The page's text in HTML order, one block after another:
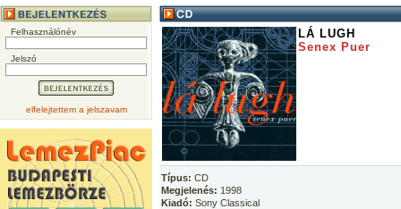
Felhasználónév
Jelszó
elfelejtettem a jelszavam
LÁ LUGH
Senex Puer
Típus: CD
Megjelenés: 1998
Kiadó: Sony Classical